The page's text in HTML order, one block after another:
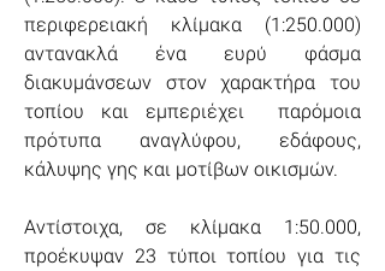
περιφερειακή κλίμακα (1:250.000)
αντανακλά ένα ευρύ φάσμα
διακυμάνσεων στον χαρακτήρα του
τοπίου και εμπεριέχει  παρόμοια
πρότυπα αναγλύφου, εδάφους,
κάλυψης γης και μοτίβων οικισμών.
Αντίστοιχα, σε κλίμακα 1:50.000,
προέκυψαν 23 τύποι τοπίου για τις